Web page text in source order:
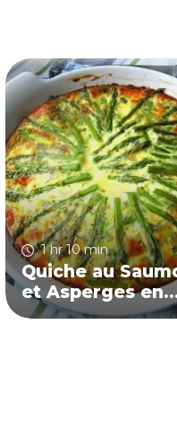
1 hr 10 min
Quiche au
et Asperges en
Croute